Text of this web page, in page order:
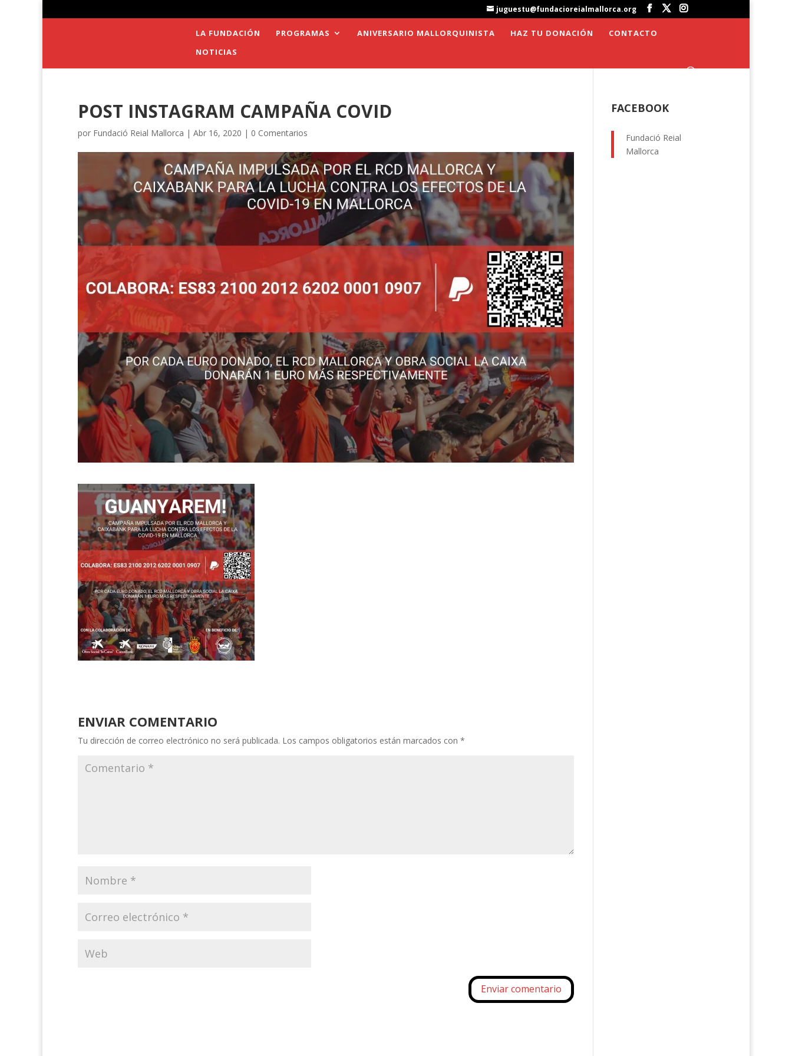
juguestu@fundacioreialmallorca.org
LA FUNDACIÓN PROGRAMAS ANIVERSARIO MALLORQUINISTA HAZ TU DONACIÓN
CONTACTO
NOTICIAS
POST INSTAGRAM CAMPAÑA COVID
por Fundació Reial Mallorca | Abr 16, 2020 | 0 Comentarios
ENVIAR COMENTARIO
Tu dirección de correo electrónico no será publicada. Los campos obligatorios están marcados con *
FACEBOOK
Fundació Reial
Mallorca